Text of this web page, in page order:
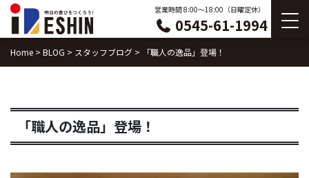
Skip
content
営業時間 8:00〜18:00（日曜定休）
0545-61-1994
Home > BLOG > スタッフブログ > 「職人の逸品」登場！
「職人の逸品」登場！